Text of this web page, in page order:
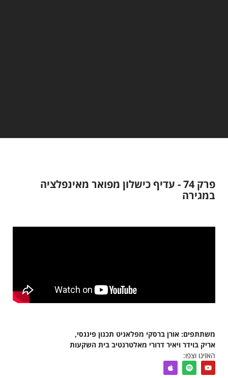
פרק 74 - עדיף כישלון מפואר מאינפלציה
במגירה
משתתפים: אורן ברסקי מפלאניט תכנון פיננסי,
אריק בוידר ויאיר דרורי מאלטרנטיב בית השקעות
האזינו וצפו: